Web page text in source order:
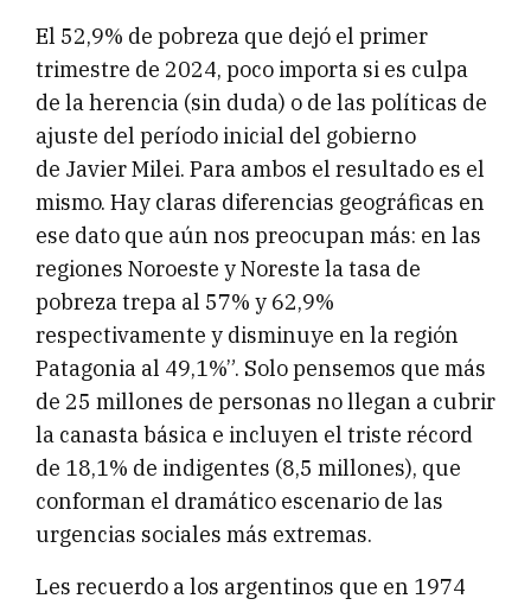
El 52,9% de pobreza que dejó el primer
trimestre de 2024, poco importa si es culpa
de la herencia (sin duda) o de las políticas de
ajuste del período inicial del gobierno
de Javier Milei. Para ambos el resultado es el
mismo. Hay claras diferencias geográficas en
ese dato que aún nos preocupan más: en las
regiones Noroeste y Noreste la tasa de
pobreza trepa al 57% y 62,9%
respectivamente y disminuye en la región
Patagonia al 49,1%”. Solo pensemos que más
de 25 millones de personas no llegan a cubrir
la canasta básica e incluyen el triste récord
de 18,1% de indigentes (8,5 millones), que
conforman el dramático escenario de las
urgencias sociales más extremas.
Les recuerdo a los argentinos que en 1974